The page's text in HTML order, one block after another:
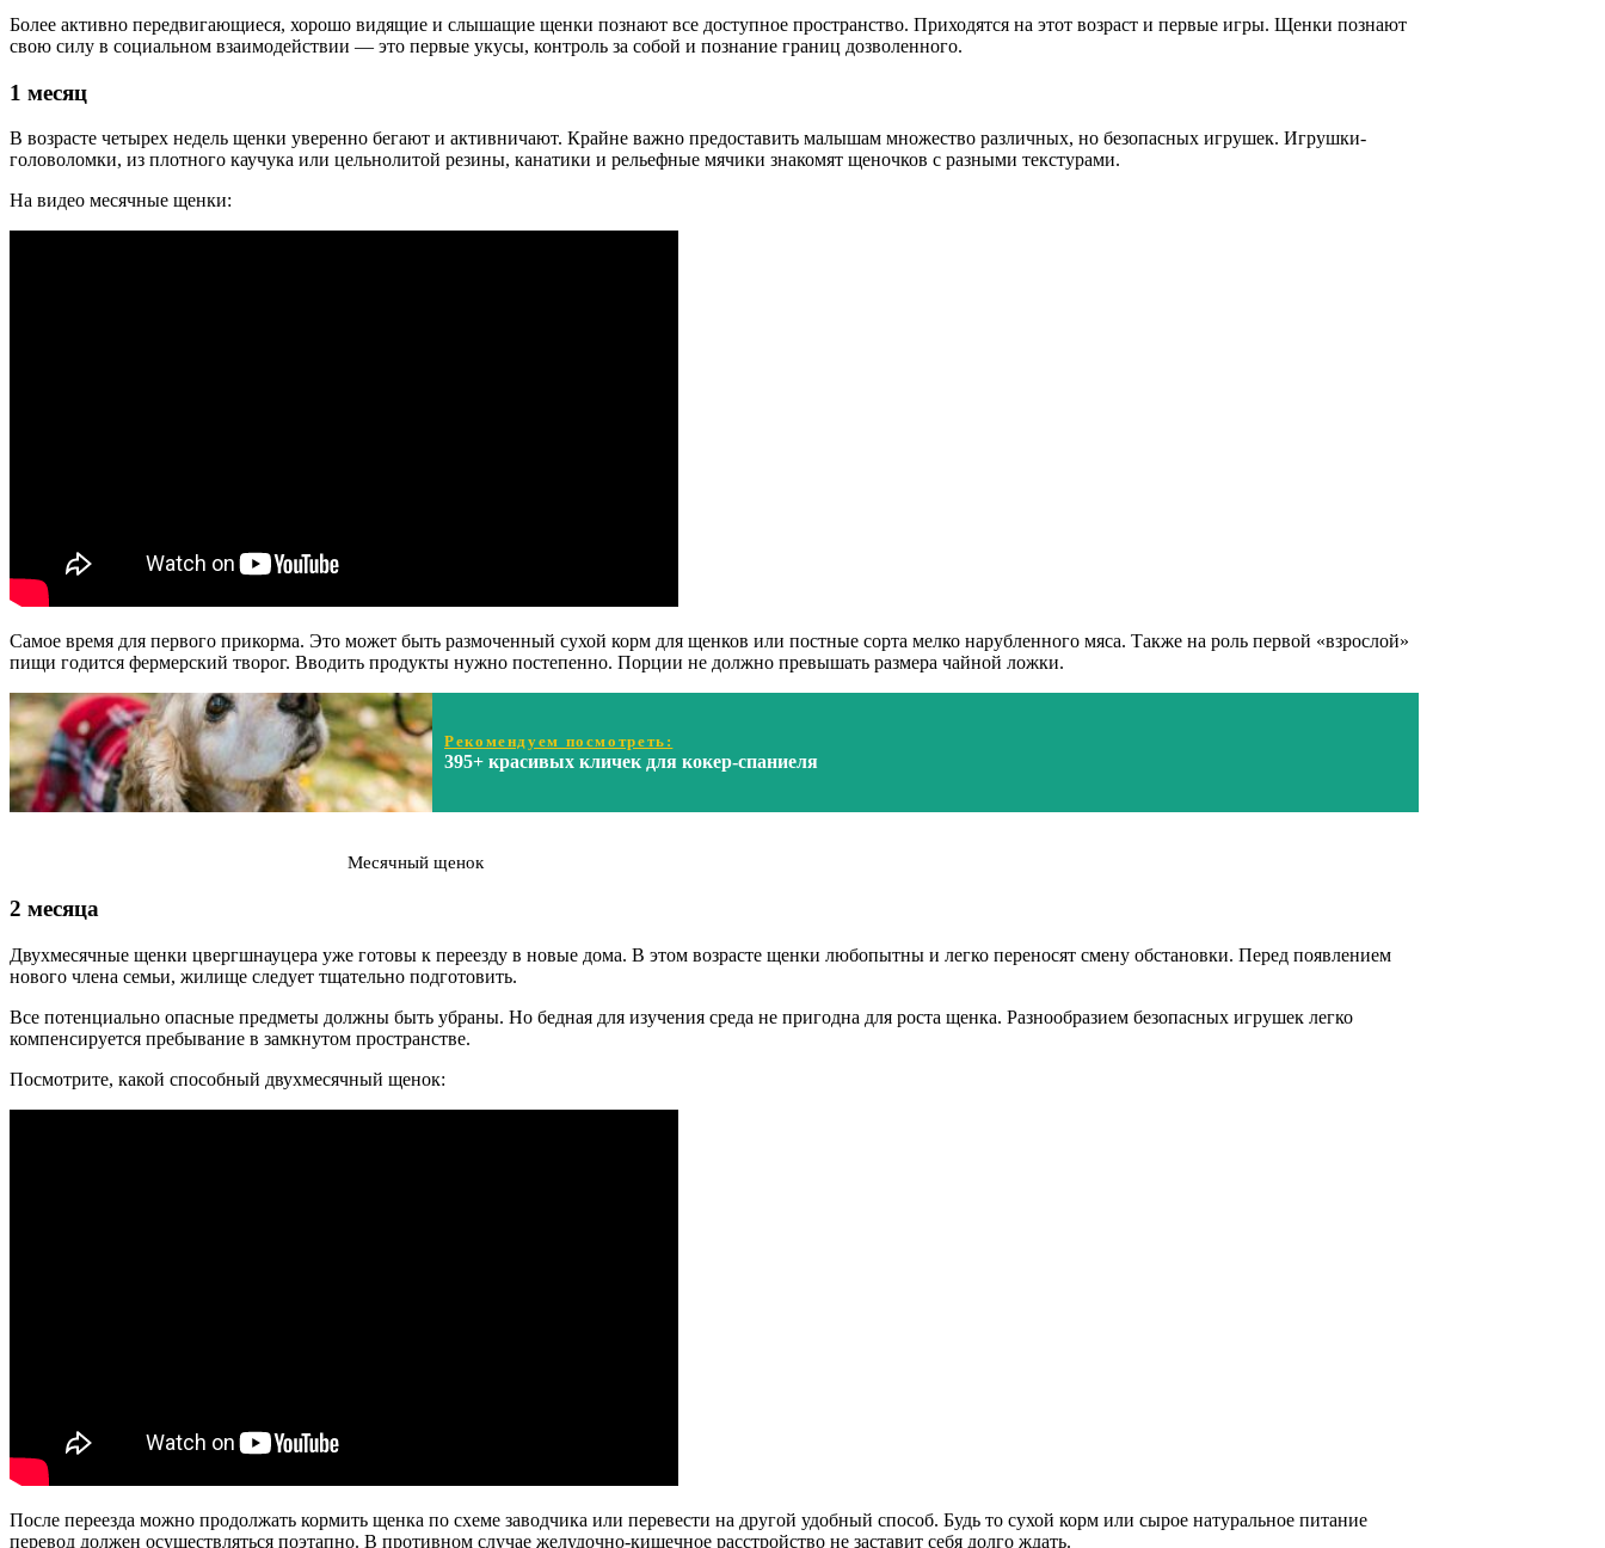
Более активно передвигающиеся, хорошо видящие и слышащие щенки познают все доступное пространство. Приходятся на этот возраст и первые игры. Щенки познают
свою силу в социальном взаимодействии — это первые укусы, контроль за собой и познание границ дозволенного.
1 месяц
В возрасте четырех недель щенки уверенно бегают и активничают. Крайне важно предоставить малышам множество различных, но безопасных игрушек. Игрушки-
головоломки, из плотного каучука или цельнолитой резины, канатики и рельефные мячики знакомят щеночков с разными текстурами.
На видео месячные щенки:
Самое время для первого прикорма. Это может быть размоченный сухой корм для щенков или постные сорта мелко нарубленного мяса. Также на роль первой «взрослой»
пищи годится фермерский творог. Вводить продукты нужно постепенно. Порции не должно превышать размера чайной ложки.
Рекомендуем посмотреть:
395+ красивых кличек для кокер-спаниеля
Месячный щенок
2 месяца
Двухмесячные щенки цвергшнауцера уже готовы к переезду в новые дома. В этом возрасте щенки любопытны и легко переносят смену обстановки. Перед появлением
нового члена семьи, жилище следует тщательно подготовить.
Все потенциально опасные предметы должны быть убраны. Но бедная для изучения среда не пригодна для роста щенка. Разнообразием безопасных игрушек легко
компенсируется пребывание в замкнутом пространстве.
Посмотрите, какой способный двухмесячный щенок:
После переезда можно продолжать кормить щенка по схеме заводчика или перевести на другой удобный способ. Будь то сухой корм или сырое натуральное питание
перевод должен осуществляться поэтапно. В противном случае желудочно-кишечное расстройство не заставит себя долго ждать.